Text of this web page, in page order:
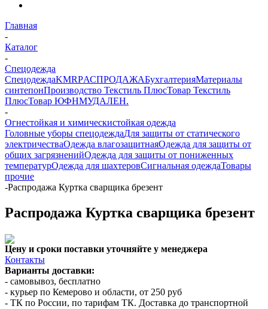
Главная
-
Каталог
-
Спецодежда
СпецодеждаKMRPАСПРОДАЖАБухгалтерияМатериалы
синтепонПроизводство Текстиль ПлюсТовар Текстиль
ПлюсТовар ЮФНМУДАЛЕН.
-
Огнестойкая и химическистойкая одежда
Головные уборы спецодеждаДля защиты от статического
электричестваОдежда влагозащитнаяОдежда для защиты от
общих загрязненийОдежда для защиты от пониженных
температурОдежда для шахтеровСигнальная одеждаТовары
прочие
-Распродажа Куртка сварщика брезент
Распродажа Куртка сварщика брезент
Цену и сроки поставки уточняйте у менеджера
Контакты
Варианты доставки:
- самовывоз, бесплатно
- курьер по Кемерово и области, от 250 руб
- ТК по России, по тарифам ТК. Доставка до транспортной